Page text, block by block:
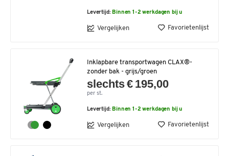
Levertijd: Binnen 1-2 werkdagen bij u
Vergelijken Favorietenlijst
Inklapbare transportwagen CLAX®-
zonder bak - grijs/groen
slechts € 195,00
per st.
Levertijd: Binnen 1-2 werkdagen bij u
Vergelijken Favorietenlijst